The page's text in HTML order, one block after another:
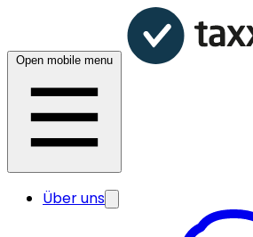
Open mobile menu
Über uns